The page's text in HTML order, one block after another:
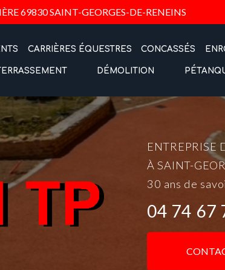
69830 SAINT-GEORGES-DE-RENEINS
CARRIÈRES ÉQUESTRES CONCASSÉS
DÉMOLITION
ENTREPRISE
À SAINT-
30 ans de
04 74 67